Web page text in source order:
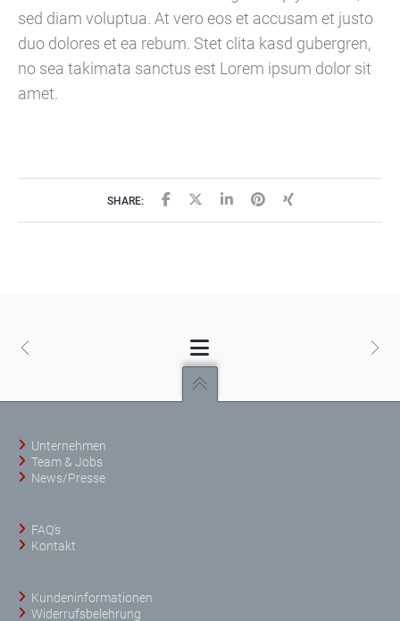
sed diam voluptua. At vero eos et accusam et justo
duo dolores et ea rebum. Stet clita kasd gubergren,
no sea takimata sanctus est Lorem ipsum dolor sit
amet.
SHARE:
Unternehmen
Team & Jobs
News/Presse
FAQ’s
Kontakt
Kundeninformationen
Widerrufsbelehrung